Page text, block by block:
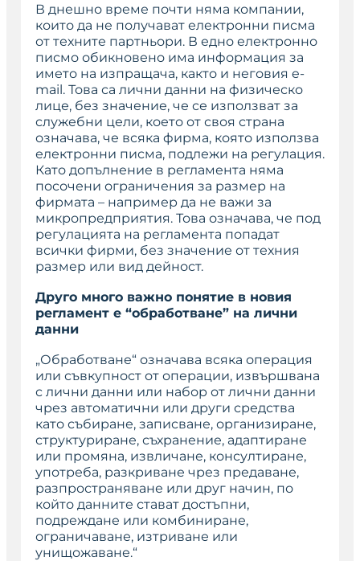
В днешно време почти няма компании,
които да не получават електронни писма
от техните партньори. В едно електронно
писмо обикновено има информация за
името на изпращача, както и неговия e-
mail. Това са лични данни на физическо
лице, без значение, че се използват за
служебни цели, което от своя страна
означава, че всяка фирма, която използва
електронни писма, подлежи на регулация.
Като допълнение в регламента няма
посочени ограничения за размер на
фирмата – например да не важи за
микропредприятия. Това означава, че под
регулацията на регламента попадат
всички фирми, без значение от техния
размер или вид дейност.
Друго много важно понятие в новия
регламент е “обработване” на лични
данни
„Обработване“ означава всяка операция
или съвкупност от операции, извършвана
с лични данни или набор от лични данни
чрез автоматични или други средства
като събиране, записване, организиране,
структуриране, съхранение, адаптиране
или промяна, извличане, консултиране,
употреба, разкриване чрез предаване,
разпространяване или друг начин, по
който данните стават достъпни,
подреждане или комбиниране,
ограничаване, изтриване или
унищожаване.“